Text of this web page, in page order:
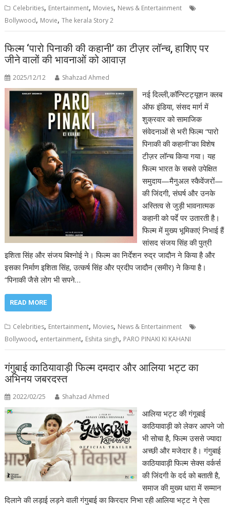
Celebrities, Entertainment, Movies, News & Entertainment
Bollywood, Movie,The kerala Story 2
फिल्म ‘पारो पिनाकी की कहानी’ का टीज़र लॉन्च, हाशिए पर
जीने वालों की भावनाओं को आवाज़
2025/12/12 Shahzad Ahmed
नई दिल्ली,कॉन्स्टिट्यूशन क्लब
ऑफ इंडिया, संसद मार्ग में
शुक्रवार को सामाजिक
संवेदनाओं से भरी फिल्म “पारो
पिनाकी की कहानी”का विशेष
टीज़र लॉन्च किया गया। यह
फिल्म भारत के सबसे उपेक्षित
समुदाय—मैनुअल स्कैवेंजरों—
की जिंदगी, संघर्ष और उनके
अस्तित्व से जुड़ी भावनात्मक
कहानी को पर्दे पर उतारती है।
फिल्म में मुख्य भूमिकाएं निभाई हैं
सांसद संजय सिंह की पुत्री
इशिता सिंह और संजय बिश्नोई ने। फिल्म का निर्देशन रुद्र जादौन ने किया है और
इसका निर्माण इशिता सिंह, उत्कर्ष सिंह और प्रदीप जादौन (समीर) ने किया है।
“पिनाकी जैसे लोग भी सपने…
READ MORE
Celebrities, Entertainment, Movies, News & Entertainment
Bollywood, entertainment, Eshita singh, PARO PINAKI KI KAHANI
गंगुबाई काठियावाड़ी फिल्म दमदार और आलिया भट्ट का
अभिनय जबरदस्त
2022/02/25 Shahzad Ahmed
आलिया भट्ट की गंगूबाई
काठियावाड़ी को लेकर आपने जो
भी सोचा है, फिल्म उससे ज्यादा
अच्छी और मजेदार है। गंगुबाई
काठियावाड़ी फिल्म सेक्स वर्कर्स
की जिंदगी के दर्द को बताती है,
समाज की मुख्य धारा में सम्मान
दिलाने की लड़ाई लड़ने वाली गंगुबाई का किरदार निभा रही आलिया भट्ट ने ऐसा